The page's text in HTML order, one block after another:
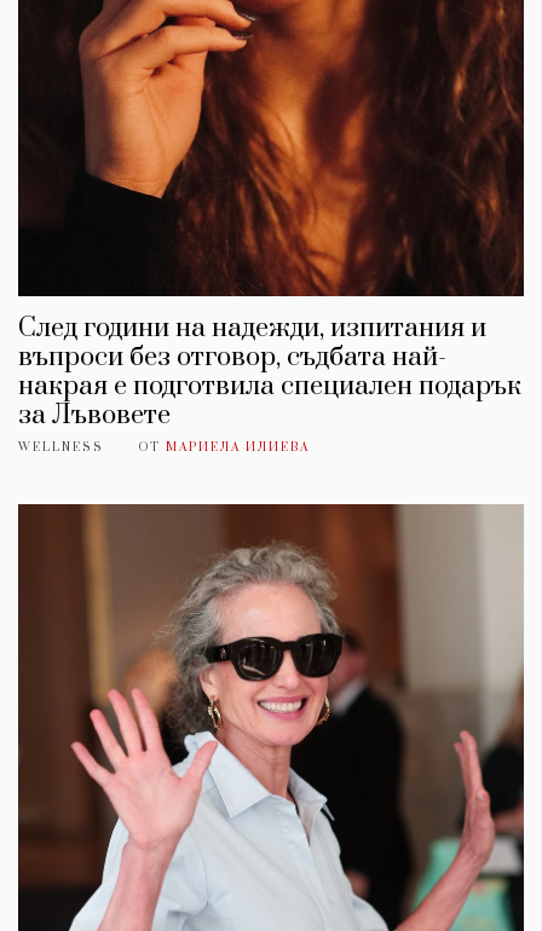
След години на надежди, изпитания и
въпроси без отговор, съдбата най-
накрая е подготвила специален подарък
за Лъвовете
WELLNESS ОТ МАРИЕЛА ИЛИЕВА